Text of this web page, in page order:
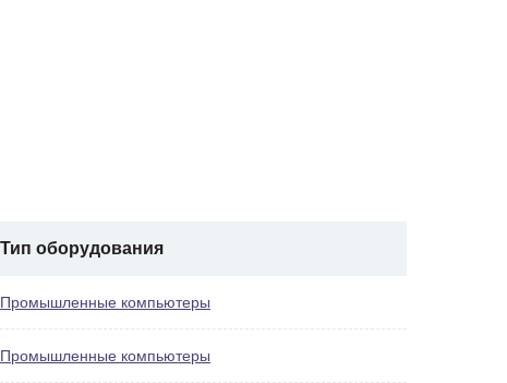
Тип оборудования
Промышленные компьютеры
Промышленные компьютеры